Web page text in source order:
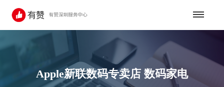
Apple新联数码专卖店 数码家电